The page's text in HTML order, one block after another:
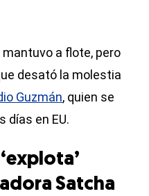
a flote, pero
desató la molestia
Guzmán, quien se
días en EU.
Satcha